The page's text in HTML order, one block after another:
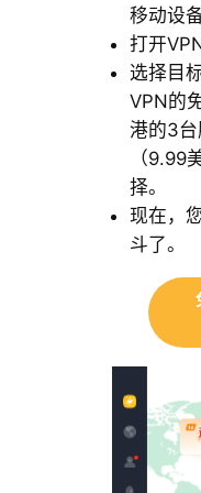
移动设
打开
选择目
VPN的
港的3
（9.99
择。
现在，
斗了。